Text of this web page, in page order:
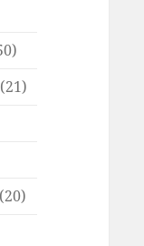
(21)
(20)